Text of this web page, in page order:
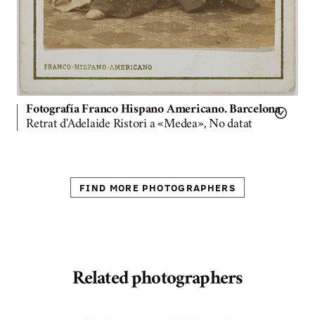
Fotografía Franco Hispano Americano. Barcelona
Retrat d'Adelaide Ristori a «Medea», No datat
FIND MORE PHOTOGRAPHERS
Related photographers